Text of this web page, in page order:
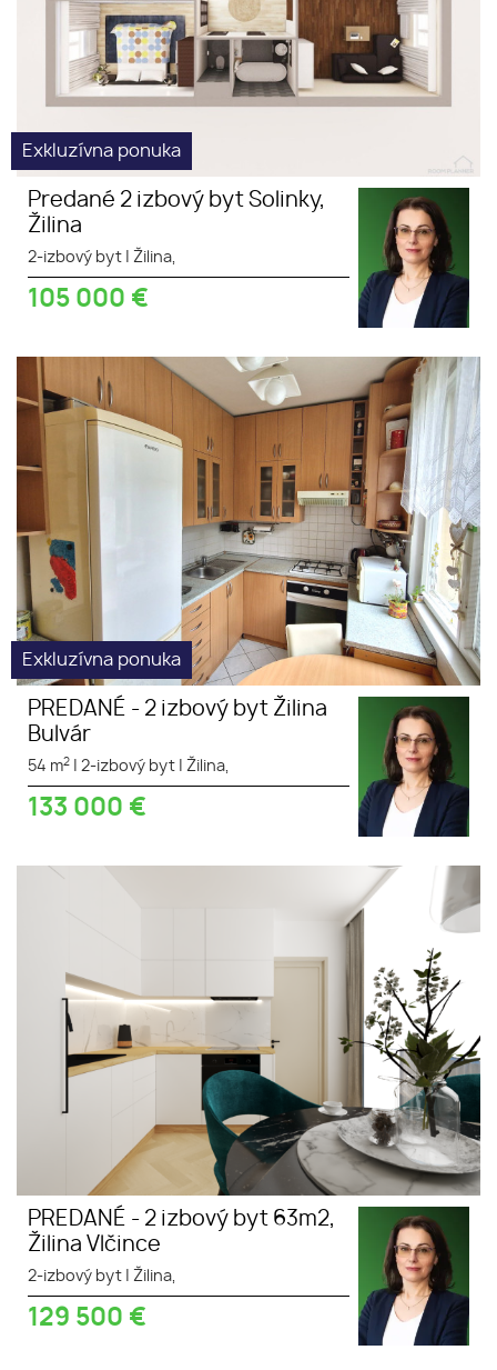
Exkluzívna ponuka
Predané 2 izbový byt Solinky,
Žilina
2-izbový byt Žilina,
105 000 €
PREDANÉ - 2 izbový byt Žilina
Bulvár
výborná
poloha
tichá lokalita
Exkluzívna ponuka
PREDANÉ - 2 izbový byt Žilina
Bulvár
54 m2 2-izbový byt Žilina,
133 000 €
pôvodný stav
PREDANÉ - 2 izbový byt 63m2,
Žilina Vlčince
2-izbový byt Žilina,
129 500 €